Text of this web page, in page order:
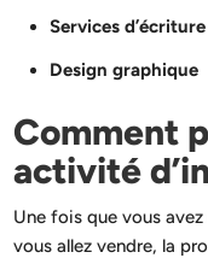
Services d’écriture
Design graphique
Comment
activité
Une fois que vous
vous allez vendre, la